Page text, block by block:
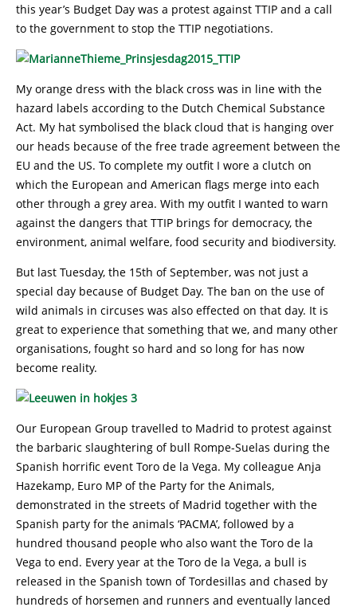
this year’s Budget Day was a protest against TTIP and a call
to the government to stop the TTIP negotiations.
My orange dress with the black cross was in line with the
hazard labels according to the Dutch Chemical Substance
Act. My hat symbolised the black cloud that is hanging over
our heads because of the free trade agreement between the
EU and the US. To complete my outfit I wore a clutch on
which the European and American flags merge into each
other through a grey area. With my outfit I wanted to warn
against the dangers that TTIP brings for democracy, the
environment, animal welfare, food security and biodiversity.
But last Tuesday, the 15th of September, was not just a
special day because of Budget Day. The ban on the use of
wild animals in circuses was also effected on that day. It is
great to experience that something that we, and many other
organisations, fought so hard and so long for has now
become reality.
Our European Group travelled to Madrid to protest against
the barbaric slaughtering of bull Rompe-Suelas during the
Spanish horrific event Toro de la Vega. My colleague Anja
Hazekamp, Euro MP of the Party for the Animals,
demonstrated in the streets of Madrid together with the
Spanish party for the animals ‘PACMA’, followed by a
hundred thousand people who also want the Toro de la
Vega to end. Every year at the Toro de la Vega, a bull is
released in the Spanish town of Tordesillas and chased by
hundreds of horsemen and runners and eventually lanced